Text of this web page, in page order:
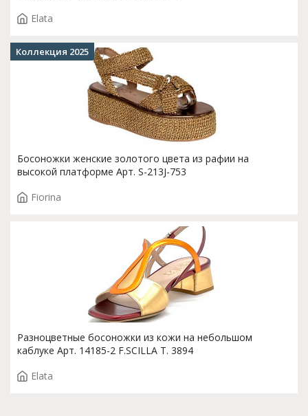
Elata
Босоножки женские золотого цвета из рафии на
высокой платформе Арт. S-213J-753
Fiorina
Коллекция 2025
Разноцветные босоножки из кожи на небольшом
каблуке Арт. 14185-2 F.SCILLA T. 3894
Elata